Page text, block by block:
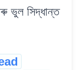
ভুল সিদ্ধান্ত